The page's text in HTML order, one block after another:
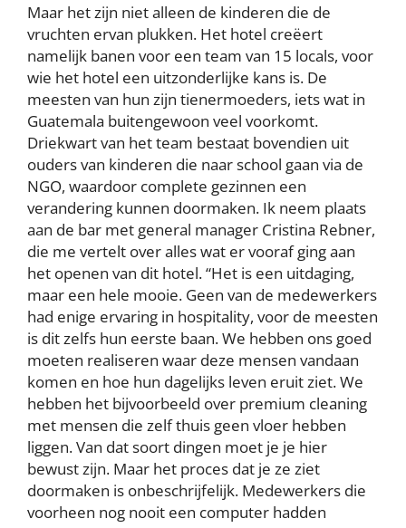
Maar het zijn niet alleen de kinderen die de
vruchten ervan plukken. Het hotel creëert
namelijk banen voor een team van 15 locals, voor
wie het hotel een uitzonderlijke kans is. De
meesten van hun zijn tienermoeders, iets wat in
Guatemala buitengewoon veel voorkomt.
Driekwart van het team bestaat bovendien uit
ouders van kinderen die naar school gaan via de
NGO, waardoor complete gezinnen een
verandering kunnen doormaken. Ik neem plaats
aan de bar met general manager Cristina Rebner,
die me vertelt over alles wat er vooraf ging aan
het openen van dit hotel. “Het is een uitdaging,
maar een hele mooie. Geen van de medewerkers
had enige ervaring in hospitality, voor de meesten
is dit zelfs hun eerste baan. We hebben ons goed
moeten realiseren waar deze mensen vandaan
komen en hoe hun dagelijks leven eruit ziet. We
hebben het bijvoorbeeld over premium cleaning
met mensen die zelf thuis geen vloer hebben
liggen. Van dat soort dingen moet je je hier
bewust zijn. Maar het proces dat je ze ziet
doormaken is onbeschrijfelijk. Medewerkers die
voorheen nog nooit een computer hadden